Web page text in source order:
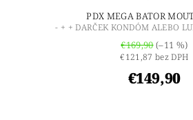
PDX MEGA BATOR
- + + DARČEK KONDÓM ALEBO
€169,90(–11 %)
€121,87 bez DPH
€149,90